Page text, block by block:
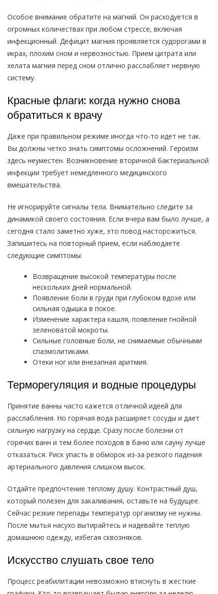
Особое внимание обратите на магний. Он расходуется в
огромных количествах при любом стрессе, включая
инфекционный. Дефицит магния проявляется судорогами в
икрах, плохим сном и нервозностью. Прием цитрата или
хелата магния перед сном отлично расслабляет нервную
систему.
Красные флаги: когда нужно снова
обратиться к врачу
Даже при правильном режиме иногда что-то идет не так.
Вы должны четко знать симптомы осложнений. Героизм
здесь неуместен. Возникновение вторичной бактериальной
инфекции требует немедленного медицинского
вмешательства.
Не игнорируйте сигналы тела. Внимательно следите за
динамикой своего состояния. Если вчера вам было лучше, а
сегодня стало заметно хуже, это повод насторожиться.
Запишитесь на повторный прием, если наблюдаете
следующие симптомы:
Возвращение высокой температуры после
нескольких дней нормальной.
Появление боли в груди при глубоком вдохе или
сильная одышка в покое.
Изменение характера кашля, появление гнойной
зеленоватой мокроты.
Сильные головные боли, не снимаемые обычными
спазмолитиками.
Отеки ног или внезапная аритмия.
Терморегуляция и водные процедуры
Принятие ванны часто кажется отличной идеей для
расслабления. Но горячая вода расширяет сосуды и дает
сильную нагрузку на сердце. Сразу после болезни от
горячих ванн и тем более походов в баню или сауну лучше
отказаться. Риск упасть в обморок из-за резкого падения
артериального давления слишком высок.
Отдайте предпочтение теплому душу. Контрастный душ,
который полезен для закаливания, оставьте на будущее.
Сейчас резкие перепады температур организму не нужны.
После мытья насухо вытирайтесь и надевайте теплую
домашнюю одежду, избегая сквозняков.
Искусство слушать свое тело
Процесс реабилитации невозможно втиснуть в жесткие